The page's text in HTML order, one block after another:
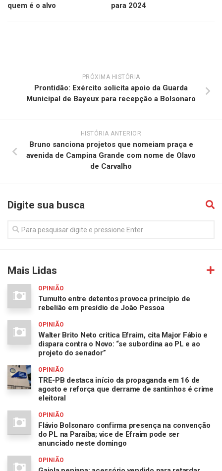
quem é o alvo
para 2024
PRÓXIMA HISTÓRIA
Prontidão: Exército solicita apoio da Guarda
Municipal de Bayeux para recepção a Bolsonaro
HISTÓRIA ANTERIOR
Bruno sanciona projetos que nomeiam praça e
avenida de Campina Grande com nome de Olavo
de Carvalho
Digite sua busca
Mais Lidas
OPINIÃO
Tumulto entre detentos provoca princípio de
rebelião em presídio de João Pessoa
OPINIÃO
Walter Brito Neto critica Efraim, cita Major Fábio e
dispara contra o Novo: “se subordina ao PL e ao
projeto do senador”
OPINIÃO
TRE-PB destaca início da propaganda em 16 de
agosto e reforça que derrame de santinhos é crime
eleitoral
OPINIÃO
Flávio Bolsonaro confirma presença na convenção
do PL na Paraíba; vice de Efraim pode ser
anunciado neste domingo
OPINIÃO